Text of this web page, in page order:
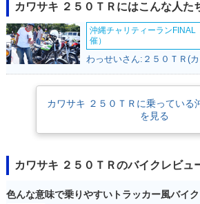
1972年 250TR
カワサキ ２５０ＴＲにはこんな人た
沖縄チャリティーランFINAL
催）
わっせいさん:２５０ＴＲ(
カワサキ ２５０ＴＲに乗っている
を見る
カワサキ ２５０ＴＲのバイクレビュ
色んな意味で乗りやすいトラッカー風バイク